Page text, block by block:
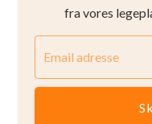
fra vores